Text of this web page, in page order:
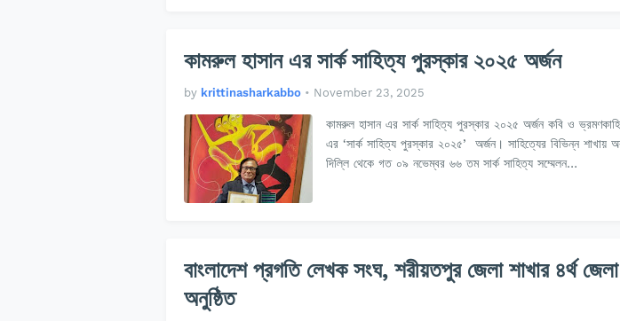
কামরুল হাসান এর সার্ক সাহিত্য পুরস্কার ২০২৫ অর্জন
by krittinasharkabbo • November 23, 2025
কামরুল হাসান এর সার্ক সাহিত্য পুরস্কার ২০২৫ অর্জন কবি ও
এর ‘সার্ক সাহিত্য পুরস্কার ২০২৫’ অর্জন। সাহিত্যের বিভিন্ন শাখায়
দিল্লি থেকে গত ০৯ নভেম্বর ৬৬ তম সার্ক সাহিত্য সম্মেলন…
বাংলাদেশ প্রগতি লেখক সংঘ, শরীয়তপুর জেলা শাখার ৪র্থ
অনুষ্ঠিত